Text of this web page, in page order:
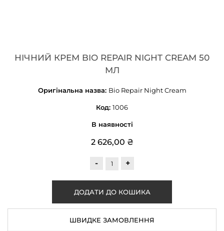
НІЧНИЙ КРЕМ BIO REPAIR NIGHT CREAM 50
МЛ
Оригінальна назва: Bio Repair Night Cream
Код: 1006
В наявності
2 626,00 ₴
- +
ШВИДКЕ ЗАМОВЛЕННЯ